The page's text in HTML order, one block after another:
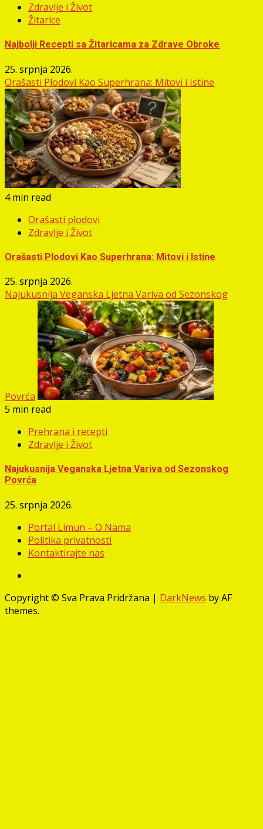
Zdravlje i Život
Žitarice
Najbolji Recepti sa Žitaricama za Zdrave Obroke
25. srpnja 2026.
Orašasti Plodovi Kao Superhrana: Mitovi i Istine
4 min read
Orašasti plodovi
Zdravlje i Život
Orašasti Plodovi Kao Superhrana: Mitovi i Istine
25. srpnja 2026.
Najukusnija Veganska Ljetna Variva od Sezonskog
Povrća
5 min read
Prehrana i recepti
Zdravlje i Život
Najukusnija Veganska Ljetna Variva od Sezonskog
Povrća
25. srpnja 2026.
Portal Limun – O Nama
Politika privatnosti
Kontaktirajte nas
Copyright © Sva Prava Pridržana | DarkNews by AF
themes.